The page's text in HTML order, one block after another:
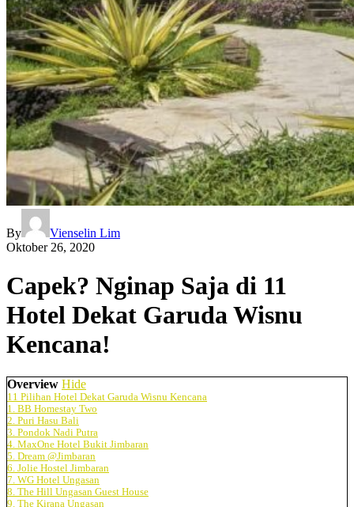
By
Vienselin Lim
Oktober 26, 2020
Capek? Nginap Saja di 11
Hotel Dekat Garuda Wisnu
Kencana!
Overview Hide
11 Pilihan Hotel Dekat Garuda Wisnu Kencana
1. BB Homestay Two
2. Puri Hasu Bali
3. Pondok Nadi Putra
4. MaxOne Hotel Bukit Jimbaran
5. Dream @Jimbaran
6. Jolie Hostel Jimbaran
7. WG Hotel Ungasan
8. The Hill Ungasan Guest House
9. The Kirana Ungasan